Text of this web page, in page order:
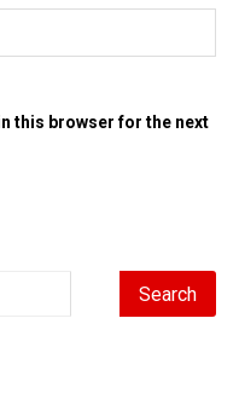
this browser for the next